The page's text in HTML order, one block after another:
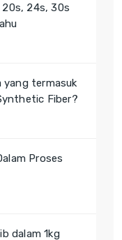
24s, 30s
yang termasuk
Fiber?
Proses
dalam 1kg